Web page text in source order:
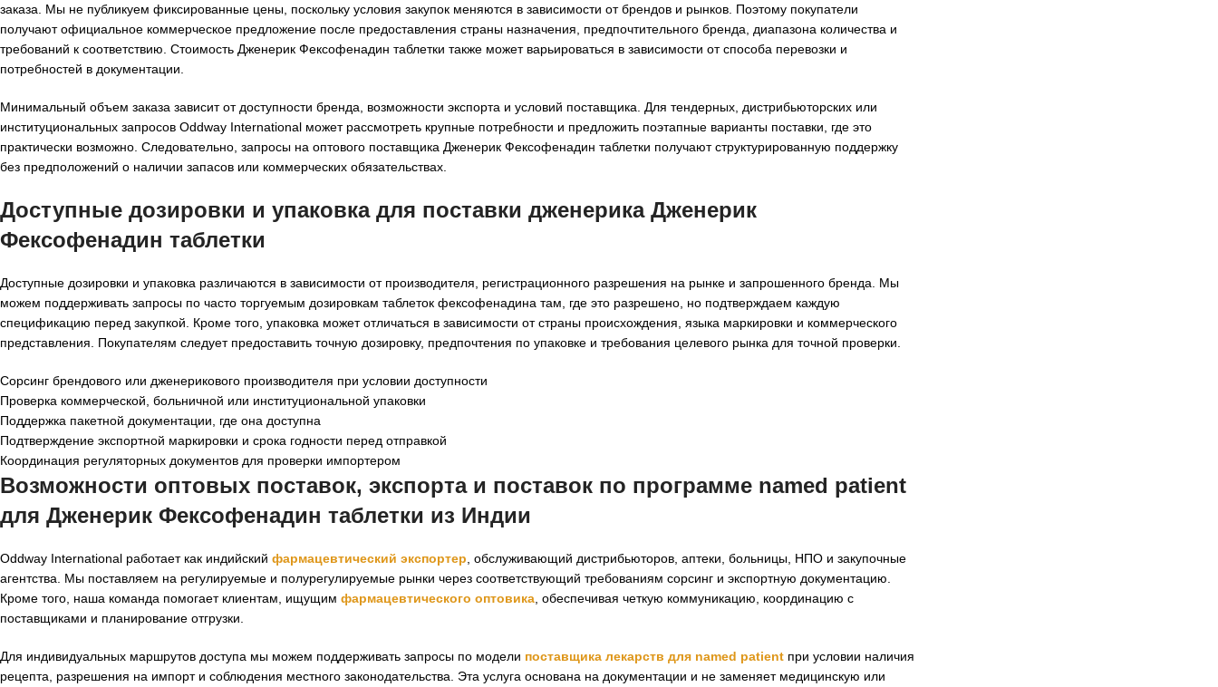
заказа. Мы не публикуем фиксированные цены, поскольку условия закупок меняются в зависимости от брендов и рынков. Поэтому покупатели
получают официальное коммерческое предложение после предоставления страны назначения, предпочтительного бренда, диапазона количества и
требований к соответствию. Стоимость Дженерик Фексофенадин таблетки также может варьироваться в зависимости от способа перевозки и
потребностей в документации.
Минимальный объем заказа зависит от доступности бренда, возможности экспорта и условий поставщика. Для тендерных, дистрибьюторских или
институциональных запросов Oddway International может рассмотреть крупные потребности и предложить поэтапные варианты поставки, где это
практически возможно. Следовательно, запросы на оптового поставщика Дженерик Фексофенадин таблетки получают структурированную поддержку
без предположений о наличии запасов или коммерческих обязательствах.
Доступные дозировки и упаковка для поставки дженерика Дженерик
Фексофенадин таблетки
Доступные дозировки и упаковка различаются в зависимости от производителя, регистрационного разрешения на рынке и запрошенного бренда. Мы
можем поддерживать запросы по часто торгуемым дозировкам таблеток фексофенадина там, где это разрешено, но подтверждаем каждую
спецификацию перед закупкой. Кроме того, упаковка может отличаться в зависимости от страны происхождения, языка маркировки и коммерческого
представления. Покупателям следует предоставить точную дозировку, предпочтения по упаковке и требования целевого рынка для точной проверки.
Сорсинг брендового или дженерикового производителя при условии доступности
Проверка коммерческой, больничной или институциональной упаковки
Поддержка пакетной документации, где она доступна
Подтверждение экспортной маркировки и срока годности перед отправкой
Координация регуляторных документов для проверки импортером
Возможности оптовых поставок, экспорта и поставок по программе named patient
для Дженерик Фексофенадин таблетки из Индии
Oddway International работает как индийский фармацевтический экспортер , обслуживающий дистрибьюторов, аптеки, больницы, НПО и закупочные
агентства. Мы поставляем на регулируемые и полурегулируемые рынки через соответствующий требованиям сорсинг и экспортную документацию.
Кроме того, наша команда помогает клиентам, ищущим фармацевтического оптовика , обеспечивая четкую коммуникацию, координацию с
поставщиками и планирование отгрузки.
Для индивидуальных маршрутов доступа мы можем поддерживать запросы по модели поставщика лекарств для named patient при условии наличия
рецепта, разрешения на импорт и соблюдения местного законодательства. Эта услуга основана на документации и не заменяет медицинскую или